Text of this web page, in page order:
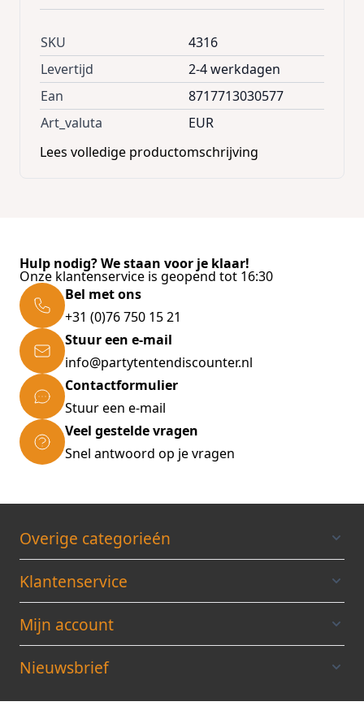
SKU
4316
Levertijd
2-4 werkdagen
Ean
8717713030577
Art_valuta
EUR
Lees volledige productomschrijving
Hulp nodig? We staan voor je klaar!
Onze klantenservice is geopend tot 16:30
Bel met ons
+31 (0)76 750 15 21
Stuur een e-mail
info@partytentendiscounter.nl
Contactformulier
Stuur een e-mail
Veel gestelde vragen
Snel antwoord op je vragen
Overige categorieén
Klantenservice
Mijn account
Nieuwsbrief